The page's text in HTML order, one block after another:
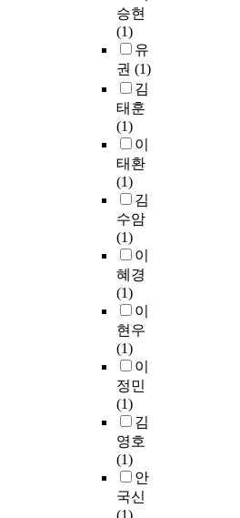
승현
(1)
유
권 (1)
김
태훈
(1)
이
태환
(1)
김
수암
(1)
이
혜경
(1)
이
현우
(1)
이
정민
(1)
김
영호
(1)
안
국신